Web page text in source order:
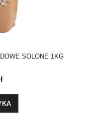
SOLONE 1KG